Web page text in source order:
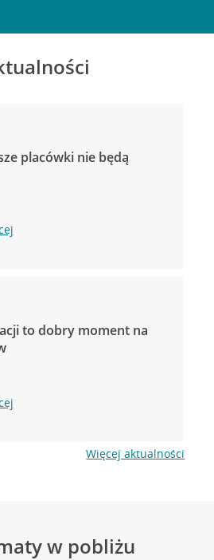
placówki nie będą
to dobry moment na
Więcej aktualności
w pobliżu